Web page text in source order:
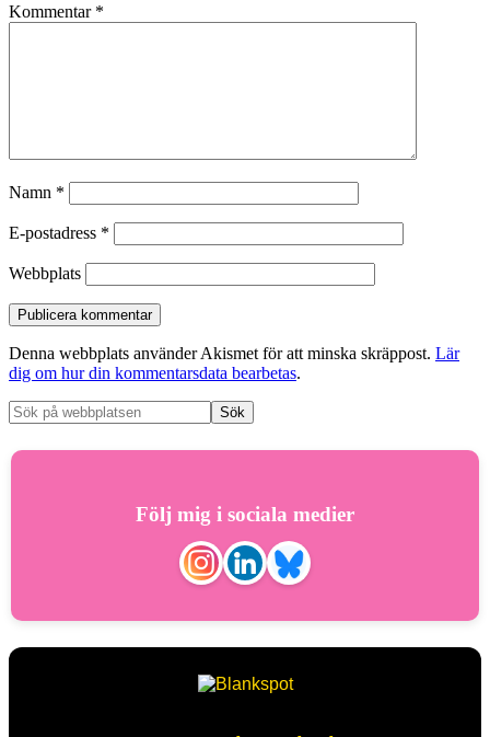
Kommentar *
Namn *
E-postadress *
Webbplats
Denna webbplats använder Akismet för att minska skräppost. Lär
dig om hur din kommentarsdata bearbetas.
Följ mig i sociala medier